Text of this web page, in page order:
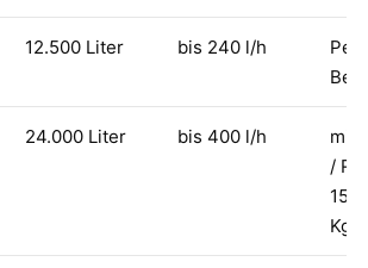
12.500 Liter bis 240 l/h
24.000 Liter bis 400 l/h
/
15-
Kg/